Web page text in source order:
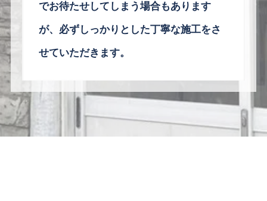
でお待たせしてしまう場合もあります
が、必ずしっかりとした丁寧な施工をさ
せていただきます。